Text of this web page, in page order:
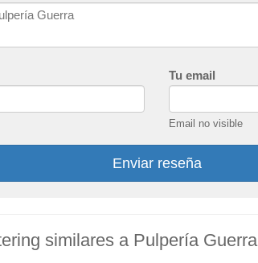
Tu email
Email no visible
Enviar reseña
similares a Pulpería Guerra